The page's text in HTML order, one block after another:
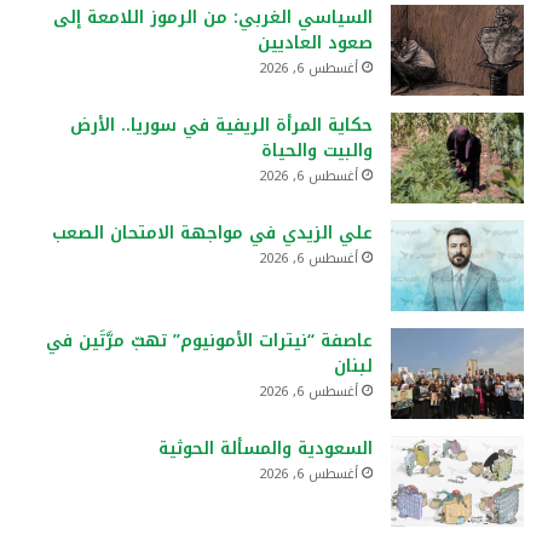
السياسي الغربي: من الرموز اللامعة إلى
صعود العاديين
أغسطس 6, 2026
حكاية المرأة الريفية في سوريا.. الأرض
والبيت والحياة
أغسطس 6, 2026
علي الزيدي في مواجهة الامتحان الصعب
أغسطس 6, 2026
عاصفة “نيترات الأمونيوم” تهبّ مرَّتَين في
لبنان
أغسطس 6, 2026
السعودية والمسألة الحوثية
أغسطس 6, 2026